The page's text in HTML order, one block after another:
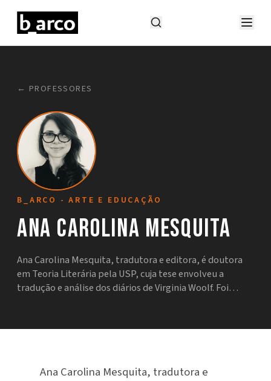
← PROFESSORES
B_ARCO - ARTE E EDUCAÇÃO
Ana Carolina Mesquita
Ana Carolina Mesquita, tradutora e editora, é doutora
em Teoria Literária pela USP, cuja tese envolveu a
tradução e análise dos diários de Virginia Woolf. Foi…
Ana Carolina Mesquita, tradutora e